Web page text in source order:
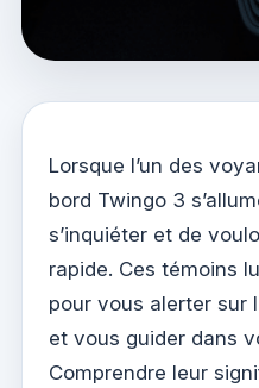
Lorsque l’un des
bord Twingo 3
s’inquiéter et de
rapide. Ces témoins
pour vous alerter sur
et vous guider dans
Comprendre leur